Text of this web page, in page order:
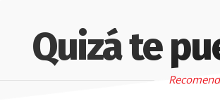
Quizá te